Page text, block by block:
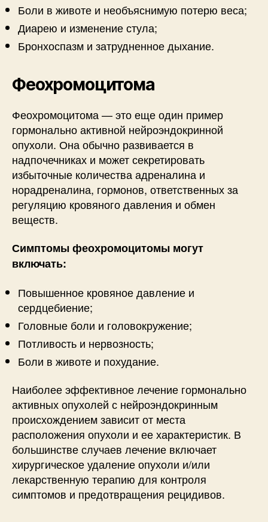
Боли в животе и необъяснимую потерю веса;
Диарею и изменение стула;
Бронхоспазм и затрудненное дыхание.
Феохромоцитома
Феохромоцитома — это еще один пример
гормонально активной нейроэндокринной
опухоли. Она обычно развивается в
надпочечниках и может секретировать
избыточные количества адреналина и
норадреналина, гормонов, ответственных за
регуляцию кровяного давления и обмен
веществ.
Симптомы феохромоцитомы могут
включать:
Повышенное кровяное давление и
сердцебиение;
Головные боли и головокружение;
Потливость и нервозность;
Боли в животе и похудание.
Наиболее эффективное лечение гормонально
активных опухолей с нейроэндокринным
происхождением зависит от места
расположения опухоли и ее характеристик. В
большинстве случаев лечение включает
хирургическое удаление опухоли и/или
лекарственную терапию для контроля
симптомов и предотвращения рецидивов.